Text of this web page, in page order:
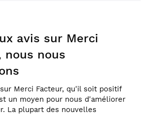
avis sur Merci
nous nous
Merci Facteur, qu'il soit positif
un moyen pour nous d'améliorer
La plupart des nouvelles